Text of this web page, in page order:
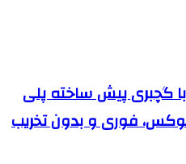
با گچبری پیش ساخته پلی
لوکس، فوری و بدون تخریب